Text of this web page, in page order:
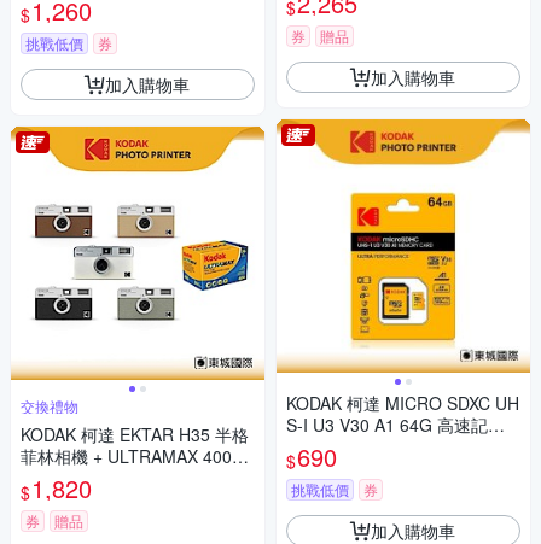
$1,260
挑戰低價 券
加入購物車
交換禮物
KODAK 柯達 EKTAR H35 半格
菲林相機 + ULTRAMAX 400底
片組
$1,820
券 贈品
$
券 贈品
加入購物車
KODAK 柯達 MICRO SDXC UH
S-I U3 V30 A1 64G 高速記憶
卡(附轉卡)
$690
挑戰低價 券
加入購物車